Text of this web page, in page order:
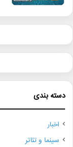
دسته بندی
اخبار
سینما و تئاتر